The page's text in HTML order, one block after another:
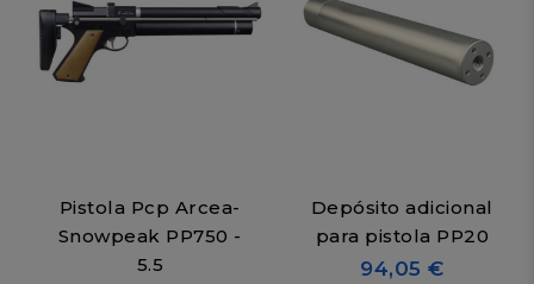
Pistola Pcp Arcea-
Snowpeak PP750 -
5.5
Depósito adicional
para pistola PP20
94,05 €